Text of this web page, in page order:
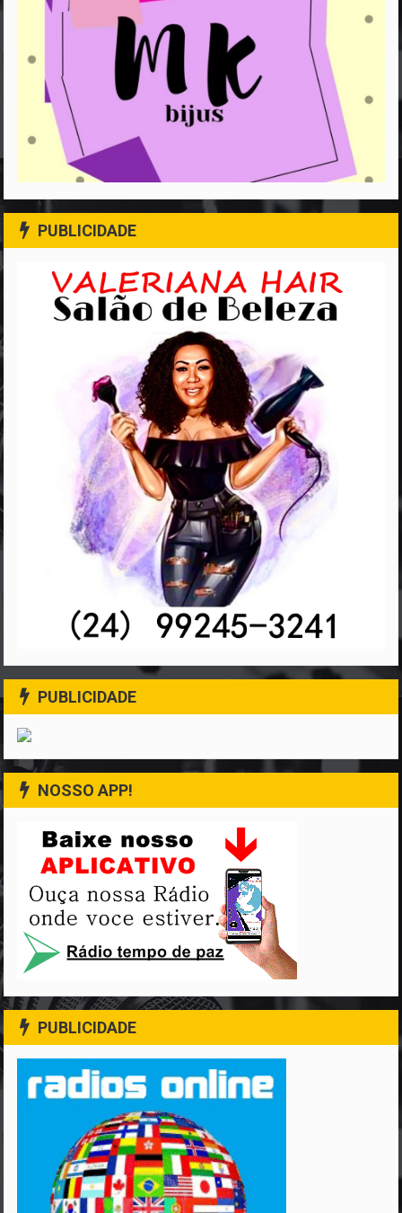
PUBLICIDADE
PUBLICIDADE
NOSSO APP!
PUBLICIDADE